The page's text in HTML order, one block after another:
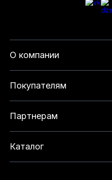
О компании
Покупателям
Партнерам
Каталог